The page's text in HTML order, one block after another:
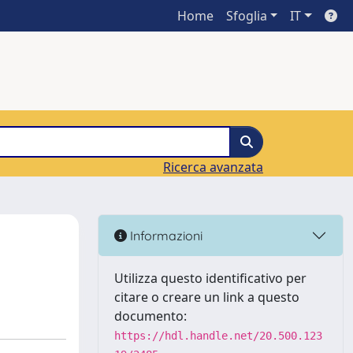
Home Sfoglia IT
Ricerca avanzata
Informazioni
Utilizza questo identificativo per
citare o creare un link a questo
documento:
https://hdl.handle.net/20.500.123